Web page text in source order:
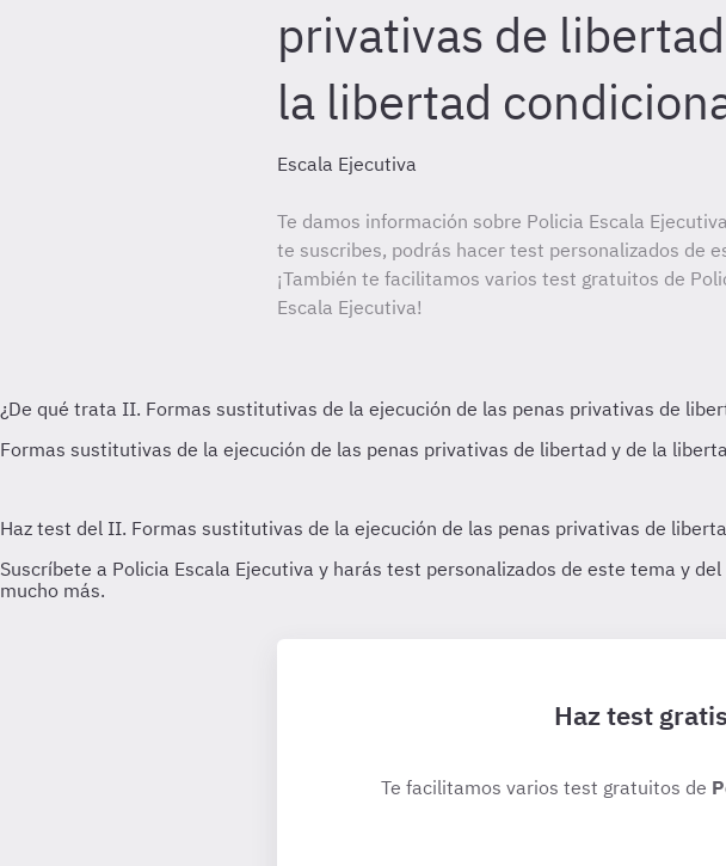
privativas de
la libertad
Escala Ejecutiva
Te damos información sobre Policia Escala
te suscribes, podrás hacer test personalizados de
¡También te facilitamos varios test gratuitos de
Escala Ejecutiva!
Haz test
Te facilitamos varios test gratuitos de